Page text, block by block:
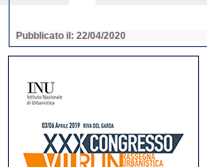
Pubblicato il: 22/04/2020